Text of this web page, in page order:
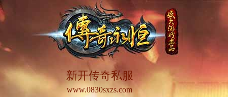
新开传奇私服
www.0830sxzs.com